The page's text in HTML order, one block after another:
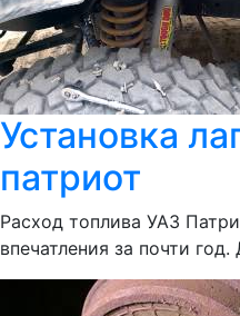
Установка
патриот
Расход топлива УАЗ
впечатления за почти